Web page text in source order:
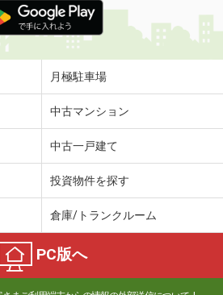
月極駐車場
中古マンション
中古一戸建て
投資物件を探す
倉庫/トランクルーム
PC版へ